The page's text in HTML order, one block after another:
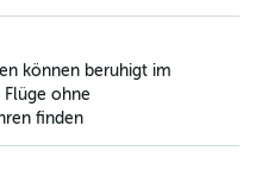
können beruhigt im
Flüge ohne
finden